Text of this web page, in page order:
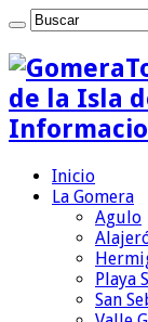
de la Isla
Inicio
La Gomera
Agulo
Playa
San